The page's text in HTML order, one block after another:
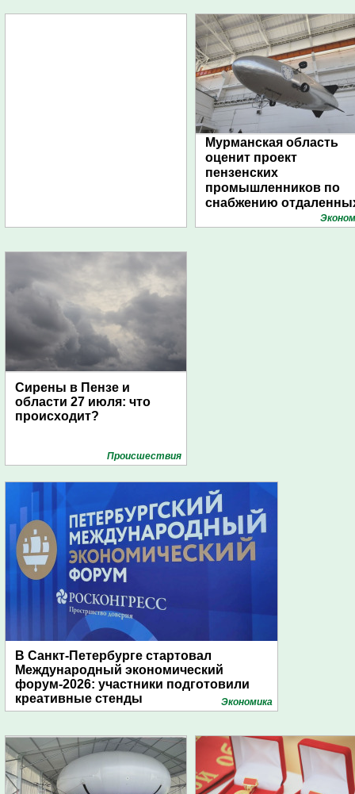
Мурманская область
оценит проект
пензенских
промышленников по
снабжению
поселений с помощью
Сирены в Пензе и
области 27 июля: что
происходит?
Проиcшествия
В Санкт-Петербурге стартовал
Международный экономический
форум-2026: участники подготовили
креативные стенды
Экономика